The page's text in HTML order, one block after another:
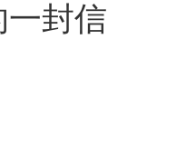
一封信